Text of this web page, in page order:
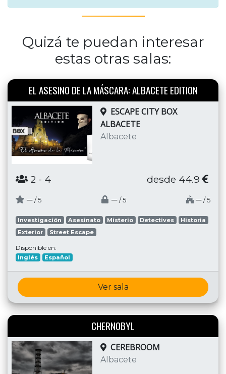
Quizá te puedan interesar
estas otras salas:
EL ASESINO DE LA MÁSCARA: ALBACETE EDITION
ESCAPE CITY BOX
ALBACETE
Albacete
2 - 4 desde 44.9
─ / 5 ─ / 5 ─ / 5
Investigación Asesinato Misterio Detectives
Historia
Exterior
Street Escape
Disponible en:
Inglés Español
Ver sala
CHERNOBYL
CEREBROOM
Albacete